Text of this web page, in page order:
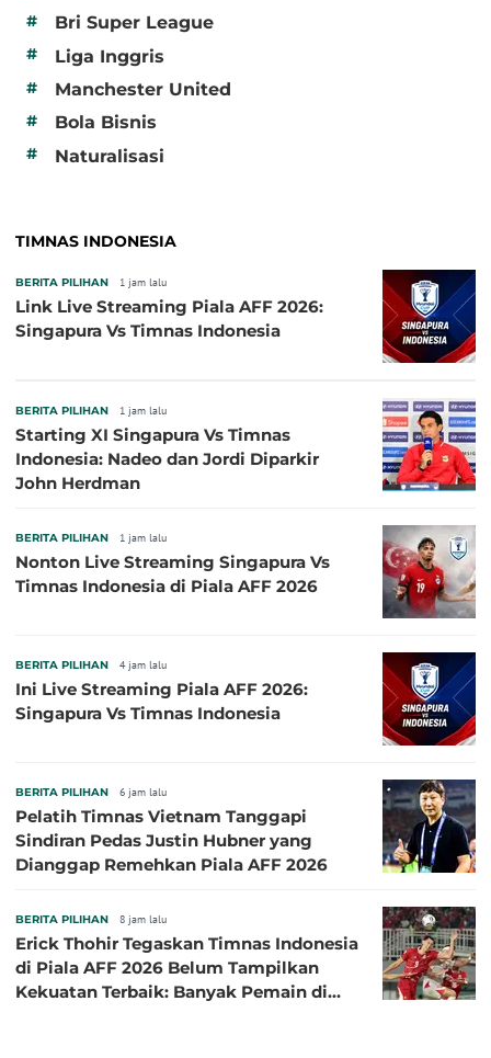
# Bri Super League
# Liga Inggris
# Manchester United
# Bola Bisnis
# Naturalisasi
TIMNAS INDONESIA
BERITA PILIHAN 1 jam lalu
Link Live Streaming Piala AFF 2026:
Singapura Vs Timnas Indonesia
BERITA PILIHAN 1 jam lalu
Starting XI Singapura Vs Timnas
Indonesia: Nadeo dan Jordi Diparkir
John Herdman
BERITA PILIHAN 1 jam lalu
Nonton Live Streaming Singapura Vs
Timnas Indonesia di Piala AFF 2026
BERITA PILIHAN 4 jam lalu
Ini Live Streaming Piala AFF 2026:
Singapura Vs Timnas Indonesia
BERITA PILIHAN 6 jam lalu
Pelatih Timnas Vietnam Tanggapi
Sindiran Pedas Justin Hubner yang
Dianggap Remehkan Piala AFF 2026
BERITA PILIHAN 8 jam lalu
Erick Thohir Tegaskan Timnas Indonesia
di Piala AFF 2026 Belum Tampilkan
Kekuatan Terbaik: Banyak Pemain di